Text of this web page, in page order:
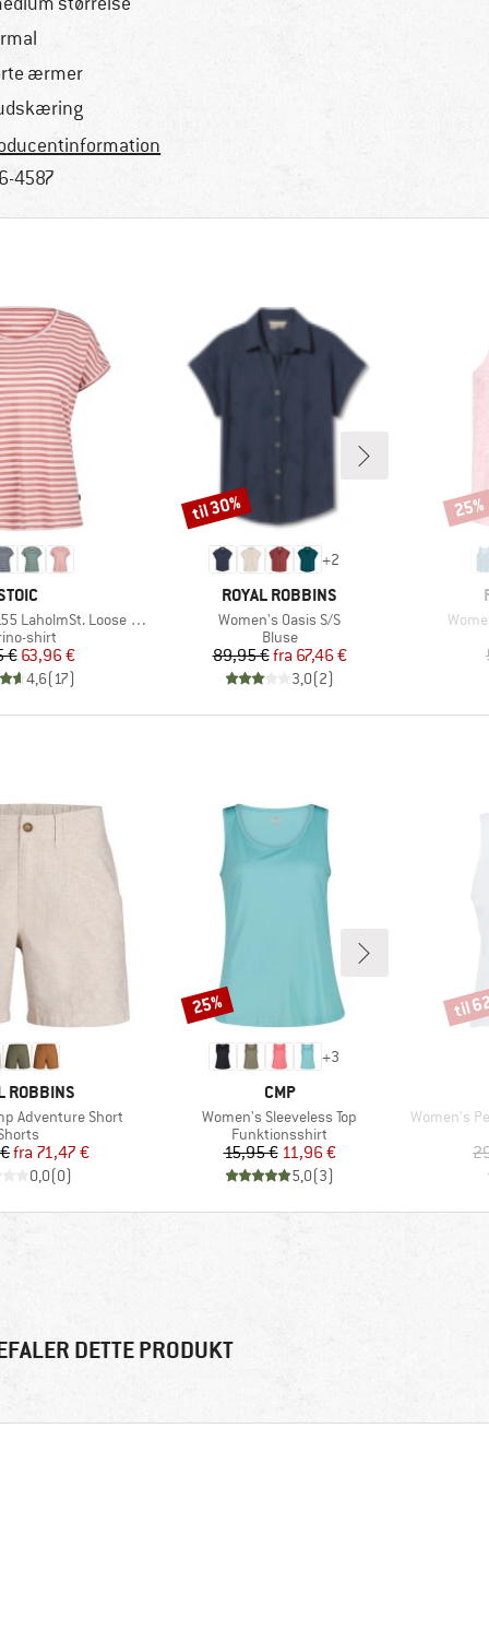
ærmer
4587
Loose Shirt Striped
shirt
Pris
€Nedsat pris
63,96 €
4,6(17)
+2
MÆRKE
ROYAL ROBBINS
Artikel
Women's Oasis S/S
Produktgruppe
Bluse
Pris
89,95 € Nedsat pris
fra 67,46 €
3,0(2)
Rabat
til 30%
Artikel
Rabat
25%
ROBBINS
Adventure Short
Pris
Nedsat pris
fra 71,47 €
0,0(0)
+3
MÆRKE
CMP
Artikel
Women's Sleeveless Top
Produktgruppe
Funktionsshirt
Pris
15,95 €Nedsat pris
11,96 €
5,0(3)
Rabat
25%
Artikel
Women's
Rabat
til
DETTE PRODUKT